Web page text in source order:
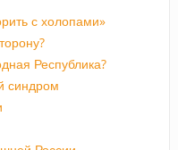
с холопами»
Республика?
синдром